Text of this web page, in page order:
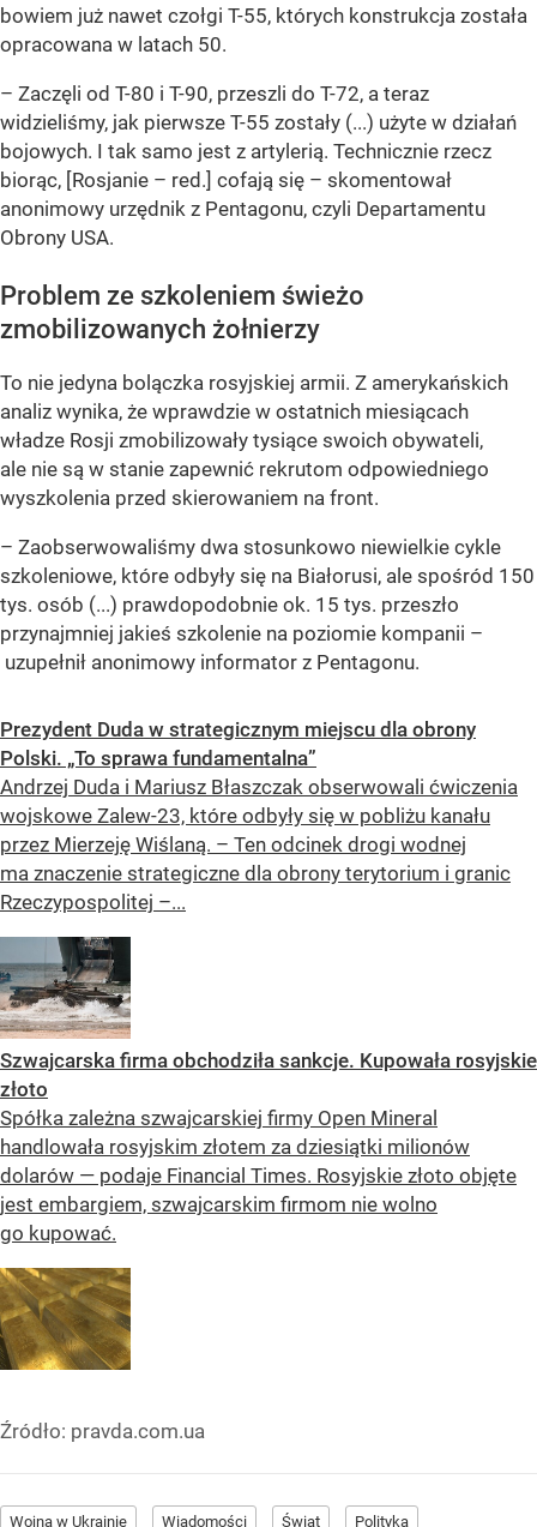
bowiem już nawet czołgi T-55, których konstrukcja została
opracowana w latach 50.
– Zaczęli od T-80 i T-90, przeszli do T-72, a teraz
widzieliśmy, jak pierwsze T-55 zostały (...) użyte w działań
bojowych. I tak samo jest z artylerią. Technicznie rzecz
biorąc, [Rosjanie – red.] cofają się – skomentował
anonimowy urzędnik z Pentagonu, czyli Departamentu
Obrony USA.
Problem ze szkoleniem świeżo
zmobilizowanych żołnierzy
To nie jedyna bolączka rosyjskiej armii. Z amerykańskich
analiz wynika, że wprawdzie w ostatnich miesiącach
władze Rosji zmobilizowały tysiące swoich obywateli,
ale nie są w stanie zapewnić rekrutom odpowiedniego
wyszkolenia przed skierowaniem na front.
– Zaobserwowaliśmy dwa stosunkowo niewielkie cykle
szkoleniowe, które odbyły się na Białorusi, ale spośród 150
tys. osób (...) prawdopodobnie ok. 15 tys. przeszło
przynajmniej jakieś szkolenie na poziomie kompanii –
uzupełnił anonimowy informator z Pentagonu.
Prezydent Duda w strategicznym miejscu dla obrony
Polski. „To sprawa fundamentalna”
Andrzej Duda i Mariusz Błaszczak obserwowali ćwiczenia
wojskowe Zalew-23, które odbyły się w pobliżu kanału
przez Mierzeję Wiślaną. – Ten odcinek drogi wodnej
ma znaczenie strategiczne dla obrony terytorium i granic
Rzeczypospolitej –...
Szwajcarska firma obchodziła sankcje. Kupowała rosyjskie
złoto
Spółka zależna szwajcarskiej firmy Open Mineral
handlowała rosyjskim złotem za dziesiątki milionów
dolarów — podaje Financial Times. Rosyjskie złoto objęte
jest embargiem, szwajcarskim firmom nie wolno
go kupować.
Źródło: pravda.com.ua
Wojna w Ukrainie Wiadomości Świat Polityka